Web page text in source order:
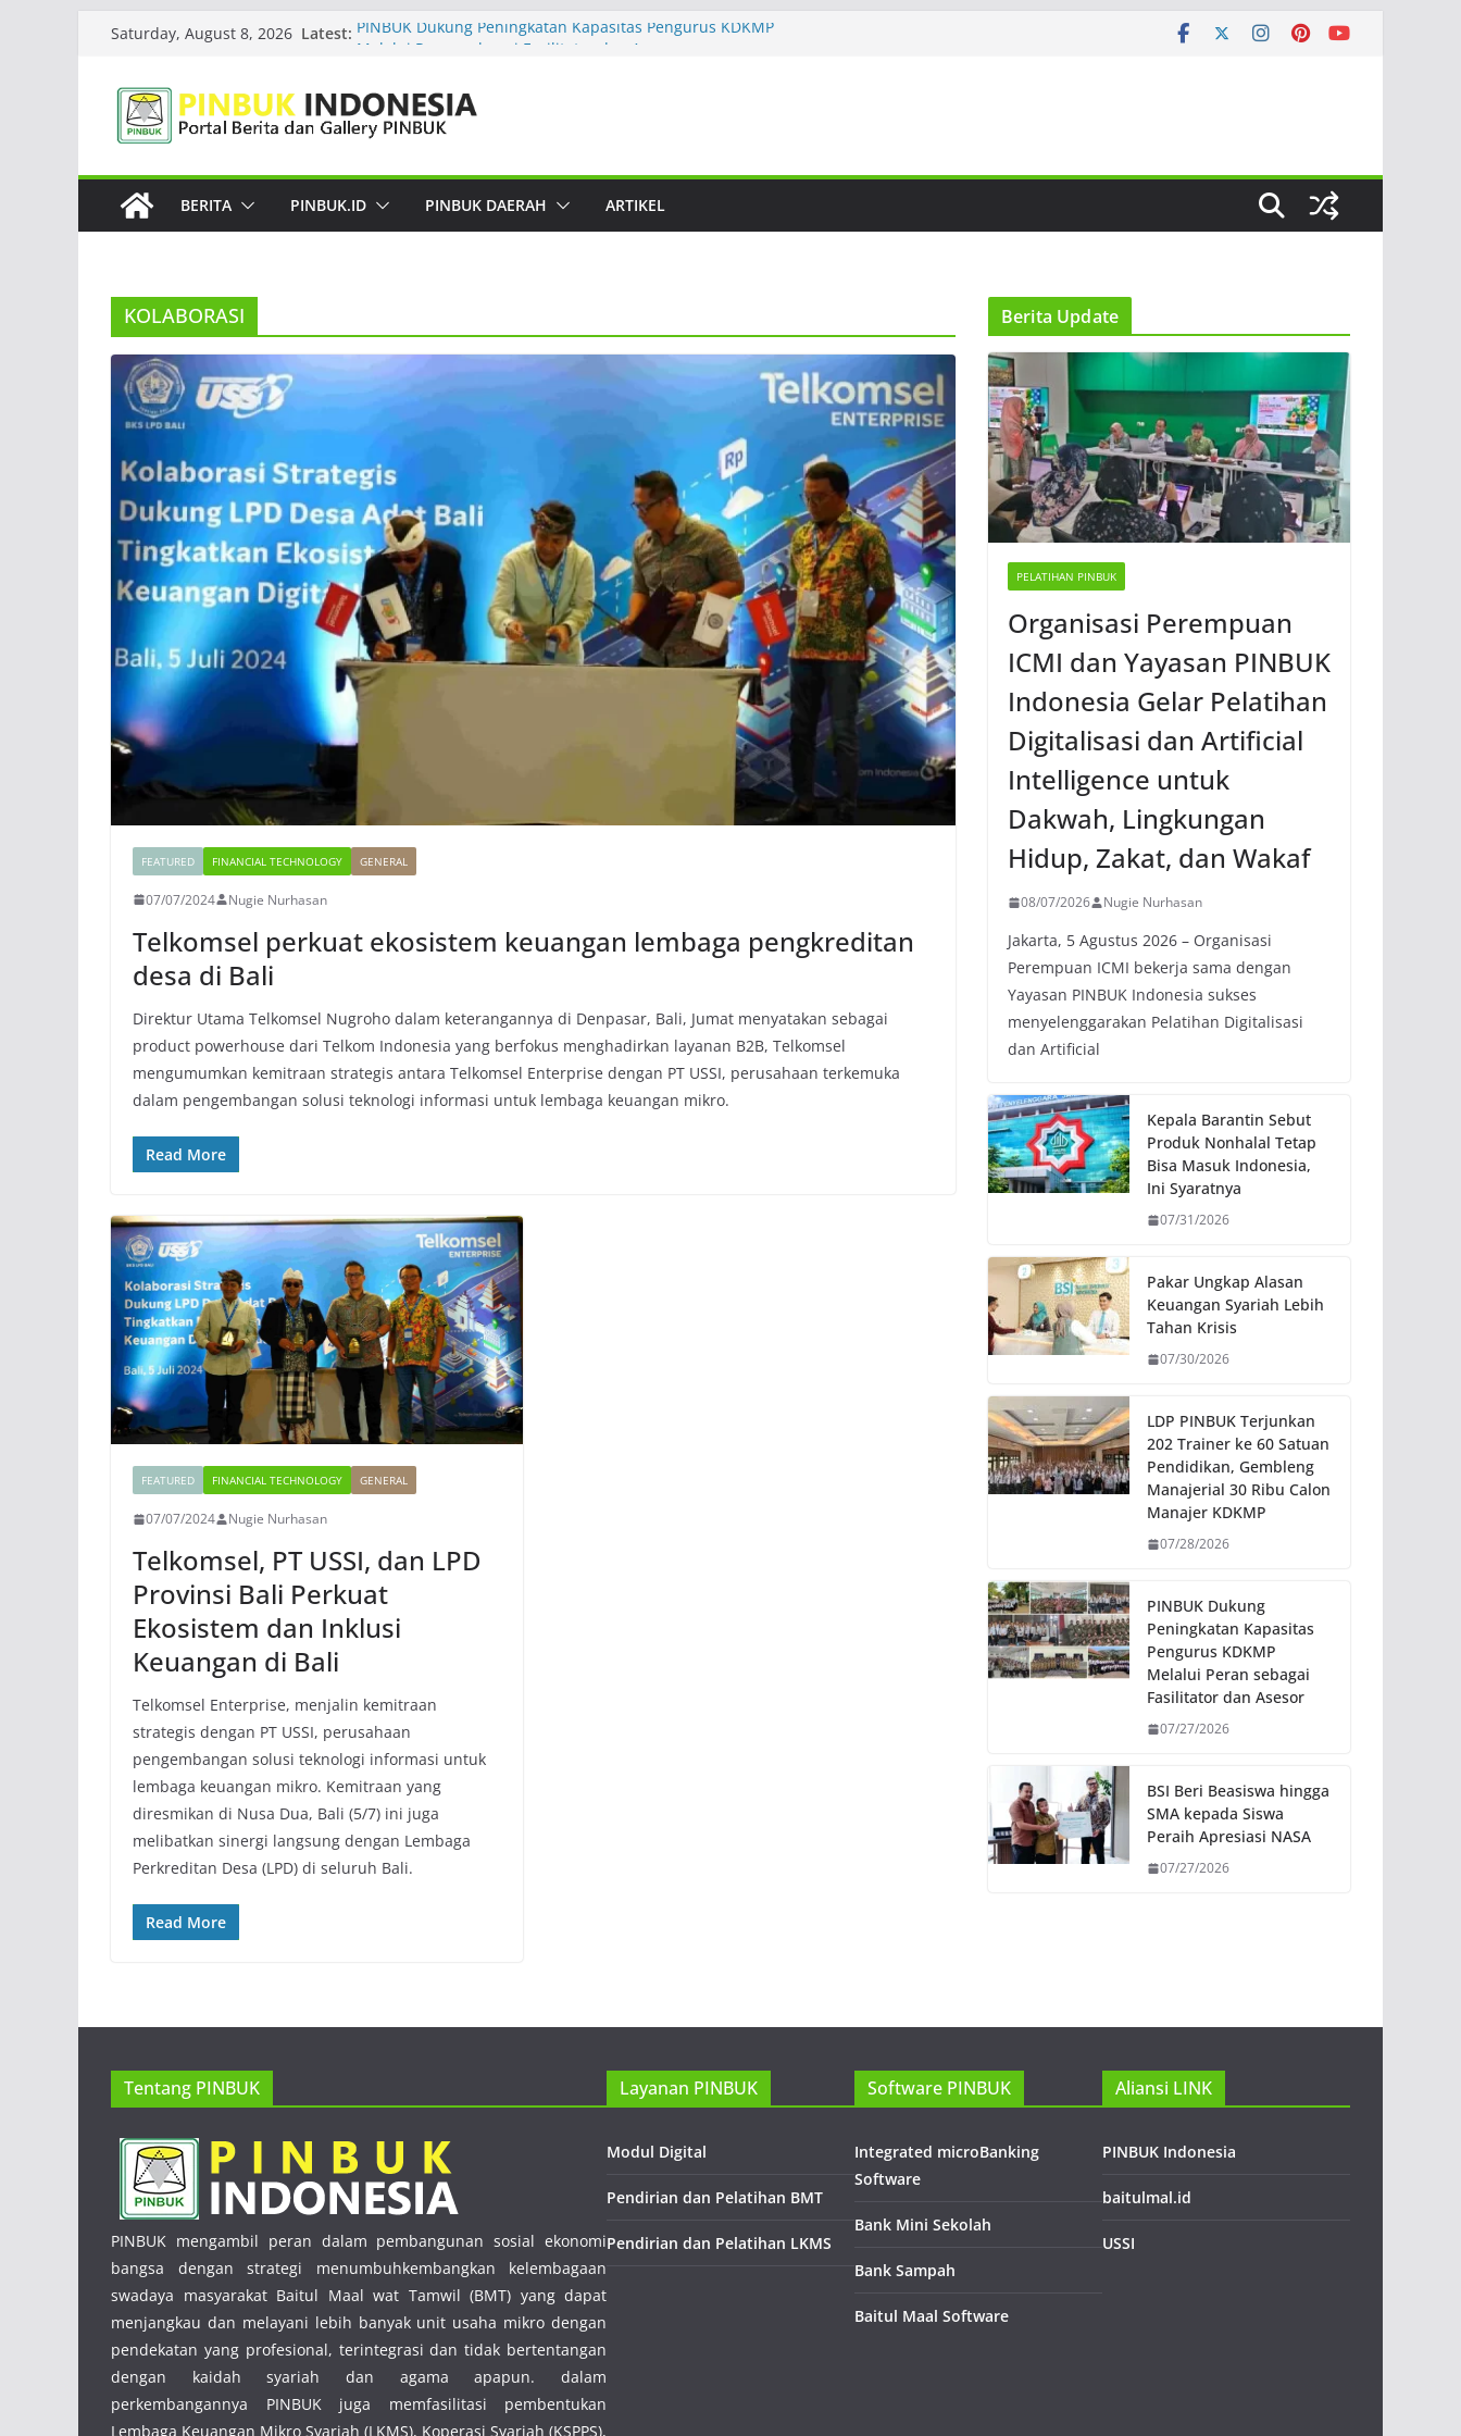
content
Saturday, August 8, 2026 Latest: PINBUK Dukung Peningkatan Kapasitas Pengurus KDKMP
Indonesia Gelar Pelatihan Digitalisasi dan Artificial
Intelligence untuk Dakwah, Lingkungan Hidup, Zakat, dan
Wakaf
Indonesia, Ini Syaratnya
Pakar Ungkap Alasan Keuangan Syariah Lebih Tahan Krisis
LDP PINBUK Terjunkan 202 Trainer ke 60 Satuan
BERITA PINBUK.ID PINBUK DAERAH ARTIKEL
KOLABORASI
FEATURED FINANCIAL TECHNOLOGY GENERAL
07/07/2024 Nugie Nurhasan
Telkomsel perkuat ekosistem keuangan lembaga pengkreditan
desa di Bali
Direktur Utama Telkomsel Nugroho dalam keterangannya di Denpasar, Bali, Jumat menyatakan sebagai
product powerhouse dari Telkom Indonesia yang berfokus menghadirkan layanan B2B, Telkomsel
mengumumkan kemitraan strategis antara Telkomsel Enterprise dengan PT USSI, perusahaan terkemuka
dalam pengembangan solusi teknologi informasi untuk lembaga keuangan mikro.
Read More
FEATURED FINANCIAL TECHNOLOGY GENERAL
07/07/2024 Nugie Nurhasan
Telkomsel, PT USSI, dan LPD
Provinsi Bali Perkuat
Ekosistem dan Inklusi
Keuangan di Bali
Telkomsel Enterprise, menjalin kemitraan
strategis dengan PT USSI, perusahaan
pengembangan solusi teknologi informasi untuk
lembaga keuangan mikro. Kemitraan yang
diresmikan di Nusa Dua, Bali (5/7) ini juga
melibatkan sinergi langsung dengan Lembaga
Perkreditan Desa (LPD) di seluruh Bali.
Read More
Berita Update
PELATIHAN PINBUK
Organisasi Perempuan
ICMI dan Yayasan PINBUK
Indonesia Gelar Pelatihan
Digitalisasi dan Artificial
Intelligence untuk
Dakwah, Lingkungan
Hidup, Zakat, dan Wakaf
08/07/2026 Nugie Nurhasan
Jakarta, 5 Agustus 2026 – Organisasi
Perempuan ICMI bekerja sama dengan
Yayasan PINBUK Indonesia sukses
menyelenggarakan Pelatihan Digitalisasi
dan Artificial
Kepala Barantin Sebut
Produk Nonhalal Tetap
Bisa Masuk Indonesia,
Ini Syaratnya
07/31/2026
Pakar Ungkap Alasan
Keuangan Syariah Lebih
Tahan Krisis
07/30/2026
LDP PINBUK Terjunkan
202 Trainer ke 60 Satuan
Pendidikan, Gembleng
Manajerial 30 Ribu Calon
Manajer KDKMP
07/28/2026
PINBUK Dukung
Peningkatan Kapasitas
Pengurus KDKMP
Melalui Peran sebagai
Fasilitator dan Asesor
07/27/2026
BSI Beri Beasiswa hingga
SMA kepada Siswa
Peraih Apresiasi NASA
07/27/2026
Tentang PINBUK
PINBUK mengambil peran dalam pembangunan sosial ekonomi
bangsa dengan strategi menumbuhkembangkan kelembagaan
swadaya masyarakat Baitul Maal wat Tamwil (BMT) yang dapat
menjangkau dan melayani lebih banyak unit usaha mikro dengan
pendekatan yang profesional, terintegrasi dan tidak bertentangan
dengan kaidah syariah dan agama apapun. dalam
perkembangannya PINBUK juga memfasilitasi pembentukan
Lembaga Keuangan Mikro Syariah (LKMS), Koperasi Syariah (KSPPS),
Layanan PINBUK
Modul Digital
Pendirian dan Pelatihan BMT
Pendirian dan Pelatihan LKMS
Software PINBUK
Integrated microBanking
Software
Bank Mini Sekolah
Bank Sampah
Baitul Maal Software
Aliansi LINK
PINBUK Indonesia
baitulmal.id
USSI